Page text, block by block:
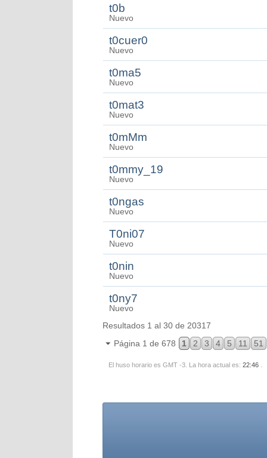
t0b
Nuevo
t0cuer0
Nuevo
t0ma5
Nuevo
t0mat3
Nuevo
t0mMm
Nuevo
t0mmy_19
Nuevo
t0ngas
Nuevo
T0ni07
Nuevo
t0nin
Nuevo
t0ny7
Nuevo
Resultados 1 al 30 de 20317
Página 1 de 678
1 2 3 4 5 11 51
El huso horario es GMT -3. La hora actual es: 22:46